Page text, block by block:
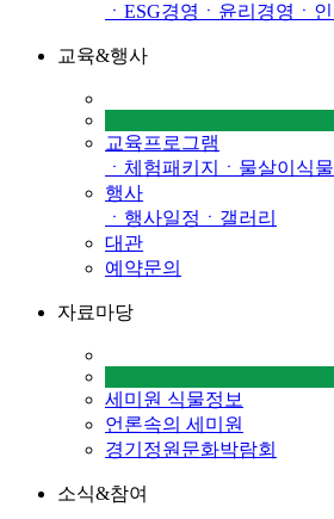
ㆍESG경영 ㆍ윤리경영 ㆍ
교육&행사
교육프로그램
ㆍ체험패키지
ㆍ물살이식
행사
ㆍ행사일정 ㆍ갤러리
대관
예약문의
자료마당
세미원 식물정보
언론속의 세미원
경기정원문화박람회
소식&참여